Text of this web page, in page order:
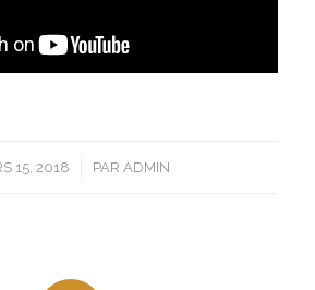
15, 2018
/ PAR ADMIN